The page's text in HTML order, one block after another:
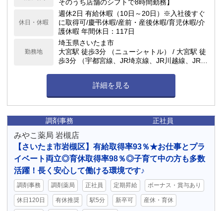
そのうち店舗のシフトで8時間勤務】
休日・休暇
週休2日 有給休暇（10日～20日）※入社後すぐ
に取得可/慶弔休暇/産前・産後休暇/育児休暇/介
護休暇 年間休日：117日
勤務地
埼玉県さいたま市
大宮駅 徒歩3分 （ニューシャトル） / 大宮駅 徒
歩3分 （宇都宮線、JR埼京線、JR川越線、JR高
ーバンパークライン（東武野田線））
詳細を見る
調剤事務 正社員
みやこ薬局 岩槻店
【さいたま市岩槻区】有給取得率93％★お仕事とプラ
イベート両立◎育休取得率98％◎子育て中の方も多数
活躍！長く安心して働ける環境です♪
調剤事務 調剤薬局 正社員 定期昇給 ボーナス・賞与あり
休日120日 有休推奨 駅5分 新卒可 産休・育休